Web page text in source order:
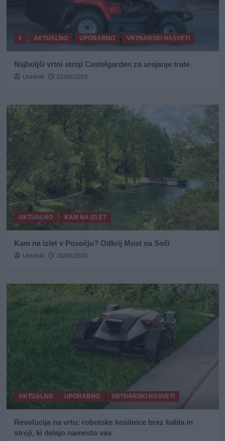
€ AKTUALNO UPORABNO VRTNARSKI NASVETI
Najboljši vrtni stroji Castelgarden za urejanje trate
Urednik 02/06/2026
AKTUALNO KAM NA IZLET
Kam na izlet v Posočju? Odkrij Most na Soči
Urednik 30/04/2026
AKTUALNO UPORABNO VRTNARSKI NASVETI
Revolucija na vrtu: robotske kosilnice brez kabla in
stroji, ki delajo namesto vas